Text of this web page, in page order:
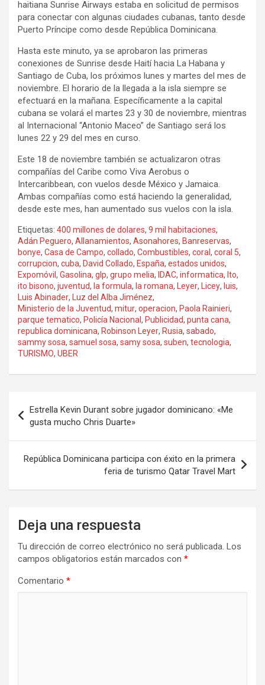
haitiana Sunrise Airways estaba en solicitud de permisos
para conectar con algunas ciudades cubanas, tanto desde
Puerto Príncipe como desde República Dominicana.
Hasta este minuto, ya se aprobaron las primeras
conexiones de Sunrise desde Haití hacia La Habana y
Santiago de Cuba, los próximos lunes y martes del mes de
noviembre. El horario de la llegada a la isla siempre se
efectuará en la mañana. Específicamente a la capital
cubana se volará el martes 23 y 30 de noviembre, mientras
al Internacional “Antonio Maceo” de Santiago será los
lunes 22 y 29 del mes en curso.
Este 18 de noviembre también se actualizaron otras
compañías del Caribe como Viva Aerobus o
Intercaribbean, con vuelos desde México y Jamaica.
Ambas compañías como está haciendo la generalidad,
desde este mes, han aumentado sus vuelos con la isla.
Etiquetas: 400 millones de dolares, 9 mil habitaciones,
Adán Peguero, Allanamientos, Asonahores, Banreservas,
bonye, Casa de Campo, collado, Combustibles, coral , coral 5,
corrupcion, cuba, David Collado, España, estados unidos,
Expomóvil , Gasolina, glp, grupo melia, IDAC, informatica, Ito,
ito bisono, juventud, la formula, la romana, Leyer, Licey, luis,
Luis Abinader, Luz del Alba Jiménez,
Ministerio de la Juventud, mitur, operacion, Paola Rainieri,
parque tematico, Policía Nacional , Publicidad, punta cana,
republica dominicana, Robinson Leyer, Rusia, sabado,
sammy sosa, samuel sosa, samy sosa, suben, tecnologia,
TURISMO, UBER
de
entradas
Estrella Kevin Durant sobre jugador dominicano: «Me
gusta mucho Chris Duarte»
República Dominicana participa con éxito en la primera
feria de turismo Qatar Travel Mart
Deja una respuesta
Tu dirección de correo electrónico no será publicada. Los
campos obligatorios están marcados con *
Comentario *